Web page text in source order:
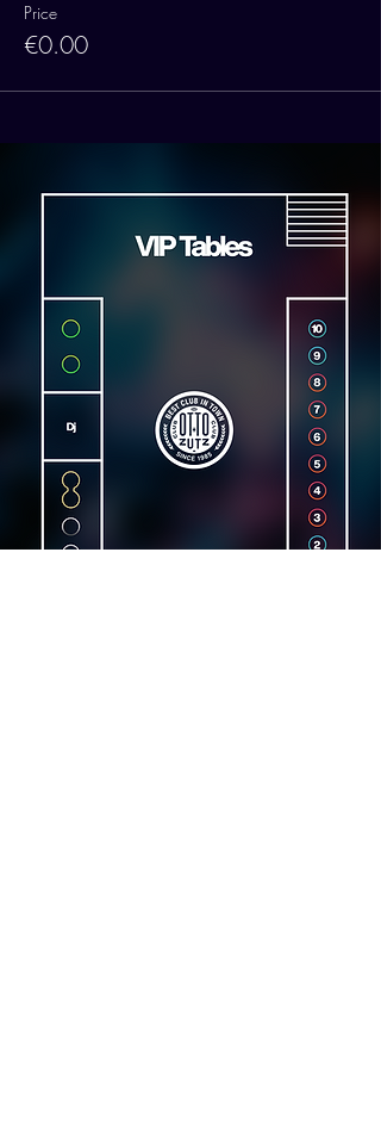
Price
€0.00